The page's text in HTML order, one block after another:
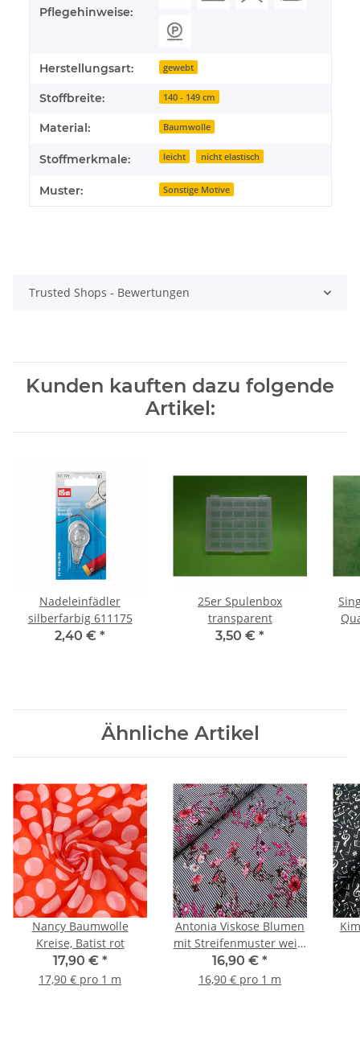
Pflegehinweise:
Herstellungsart: gewebt
Stoffbreite: 140 - 149 cm
Material: Baumwolle
Stoffmerkmale: leicht nicht elastisch
Muster: Sonstige Motive
Trusted Shops - Bewertungen
Kunden kauften dazu folgende
Artikel:
Nadeleinfädler
silberfarbig 611175
2,40 € *
25er Spulenbox
transparent
3,50 € *
Ähnliche Artikel
Nancy Baumwolle
Kreise, Batist rot
17,90 € *
17,90 € pro 1 m
Antonia Viskose Blumen
mit Streifenmuster weiß,
schwarz, pink, rosa
16,90 € *
16,90 € pro 1 m